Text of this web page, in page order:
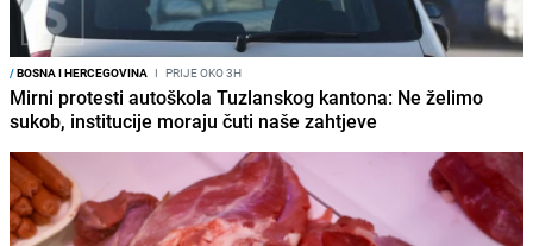
/BOSNA I HERCEGOVINA I PRIJE OKO 3H
Mirni protesti autoškola Tuzlanskog kantona: Ne želimo
sukob, institucije moraju čuti naše zahtjeve